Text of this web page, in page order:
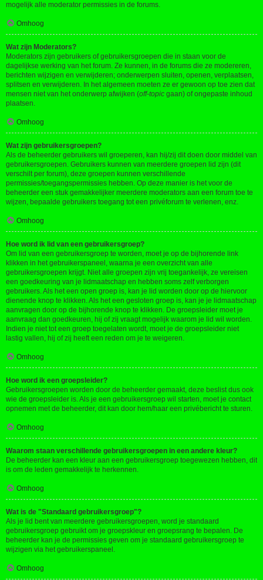
mogelijk alle moderator permissies in de forums.
Omhoog
Wat zijn Moderators?
Moderators zijn gebruikers of gebruikersgroepen die in staan voor de
dagelijkse werking van het forum. Ze kunnen, in de forums die ze modereren,
berichten wijzigen en verwijderen; onderwerpen sluiten, openen, verplaatsen,
splitsen en verwijderen. In het algemeen moeten ze er gewoon op toe zien dat
mensen niet van het onderwerp afwijken (off-topic gaan) of ongepaste inhoud
plaatsen.
Omhoog
Wat zijn gebruikersgroepen?
Als de beheerder gebruikers wil groeperen, kan hij/zij dit doen door middel van
gebruikersgroepen. Gebruikers kunnen van meerdere groepen lid zijn (dit
verschilt per forum), deze groepen kunnen verschillende
permissies/toegangspermissies hebben. Op deze manier is het voor de
beheerder een stuk gemakkelijker meerdere moderators aan een forum toe te
wijzen, bepaalde gebruikers toegang tot een privéforum te verlenen, enz.
Omhoog
Hoe word ik lid van een gebruikersgroep?
Om lid van een gebruikersgroep te worden, moet je op de bijhorende link
klikken in het gebruikerspaneel, waarna je een overzicht van alle
gebruikersgroepen krijgt. Niet alle groepen zijn vrij toegankelijk, ze vereisen
een goedkeuring van je lidmaatschap en hebben soms zelf verborgen
gebruikers. Als het een open groep is, kan je lid worden door op de hiervoor
dienende knop te klikken. Als het een gesloten groep is, kan je je lidmaatschap
aanvragen door op de bijhorende knop te klikken. De groepsleider moet je
aanvraag dan goedkeuren, hij of zij vraagt mogelijk waarom je lid wil worden.
Indien je niet tot een groep toegelaten wordt, moet je de groepsleider niet
lastig vallen, hij of zij heeft een reden om je te weigeren.
Omhoog
Hoe word ik een groepsleider?
Gebruikersgroepen worden door de beheerder gemaakt, deze beslist dus ook
wie de groepsleider is. Als je een gebruikersgroep wil starten, moet je contact
opnemen met de beheerder, dit kan door hem/haar een privébericht te sturen.
Omhoog
Waarom staan verschillende gebruikersgroepen in een andere kleur?
De beheerder kan een kleur aan een gebruikersgroep toegewezen hebben, dit
is om de leden gemakkelijk te herkennen.
Omhoog
Wat is de "Standaard gebruikersgroep"?
Als je lid bent van meerdere gebruikersgroepen, word je standaard
gebruikersgroep gebruikt om je groepskleur en groepsrang te bepalen. De
beheerder kan je de permissies geven om je standaard gebruikersgroep te
wijzigen via het gebruikerspaneel.
Omhoog